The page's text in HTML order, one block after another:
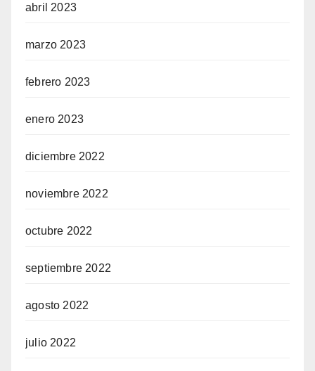
abril 2023
marzo 2023
febrero 2023
enero 2023
diciembre 2022
noviembre 2022
octubre 2022
septiembre 2022
agosto 2022
julio 2022